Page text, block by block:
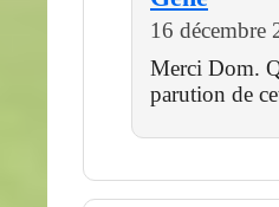
16 décembre
Merci Dom.
parution